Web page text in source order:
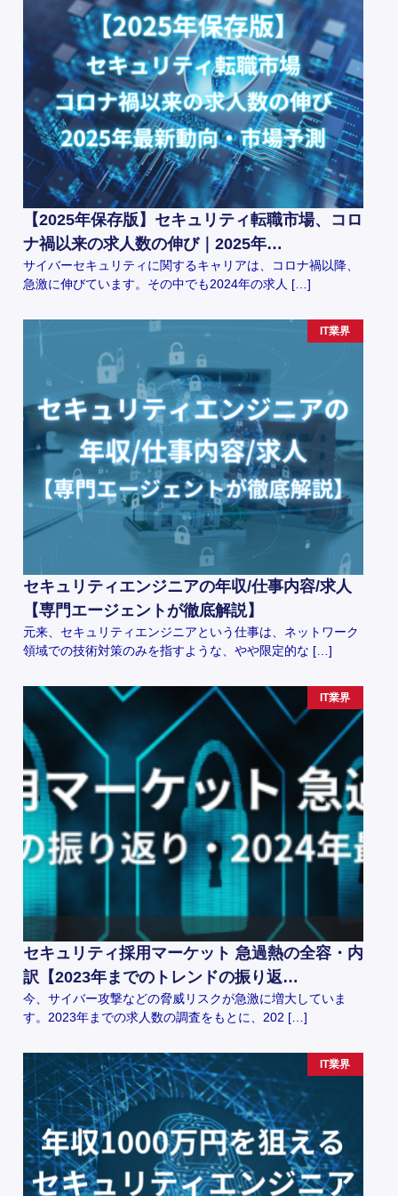
【2025年保存版】セキュリティ転職市場、コロ
ナ禍以来の求人数の伸び｜2025年…
サイバーセキュリティに関するキャリアは、コロナ禍以降、
急激に伸びています。その中でも2024年の求人 […]
IT業界
セキュリティエンジニアの年収/仕事内容/求人
【専門エージェントが徹底解説】
元来、セキュリティエンジニアという仕事は、ネットワーク
領域での技術対策のみを指すような、やや限定的な […]
IT業界
セキュリティ採用マーケット 急過熱の全容・内
訳【2023年までのトレンドの振り返…
今、サイバー攻撃などの脅威リスクが急激に増大していま
す。2023年までの求人数の調査をもとに、202 […]
IT業界